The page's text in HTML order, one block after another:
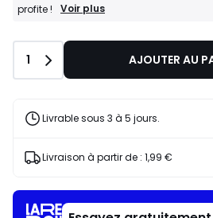
profite !
BONS
-15%
l’achat
articles
J'en
Voir plus
Quantité
1 AJOUTER AU
Livrable sous 3 à 5 jours.
Livraison à partir de : 1,99 €